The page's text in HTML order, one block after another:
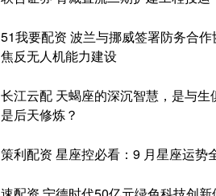
51我要配资 波兰与挪威签署防务合作
焦反无人机能力建设
长江云配 天蝎座的深沉智慧，是与生
是后天修炼？
策利配资 星座控必看：9 月星座运势